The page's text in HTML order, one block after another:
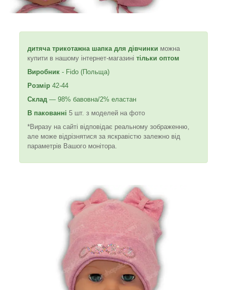
дитяча трикотажна шапка для дівчинки можна
купити в нашому інтернет-магазині тільки оптом
Виробник - Fido (Польща)
Розмір 42-44
Склад — 98% бавовна/2% еластан
В пакованні 5 шт. з моделей на фото
*Виразу на сайті відповідає реальному зображенню,
але може відрізнятися за яскравістю залежно від
параметрів Вашого монітора.